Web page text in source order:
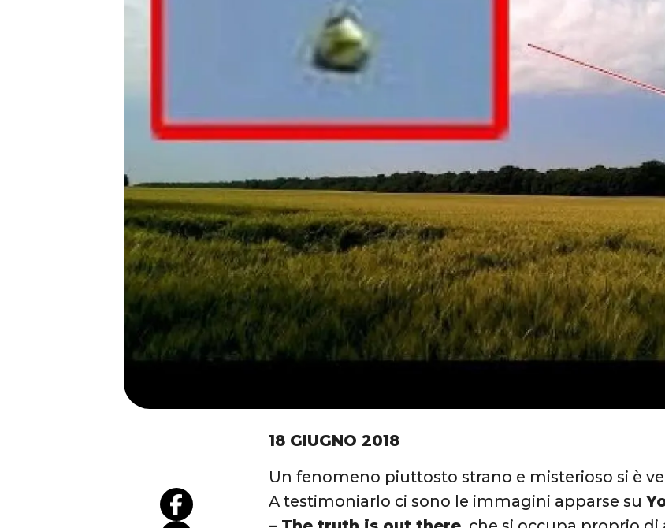
18 GIUGNO 2018
Un fenomeno piuttosto strano e misterioso si è
A testimoniarlo ci sono le immagini apparse su